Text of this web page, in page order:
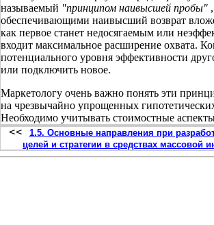
называемый "принципом наивысшей пробы"
обеспечивающими наивысший возврат
как первое станет недосягаемым или
входит максимальное расширение охвата.
потенциального уровня эффективности
или подключить новое.
Маркетологу очень важно понять эти
на чрезвычайно упрощенных
Необходимо учитывать стоимостные
<<
1.5. Основные направления при
целей и стратегии в средствах массовой